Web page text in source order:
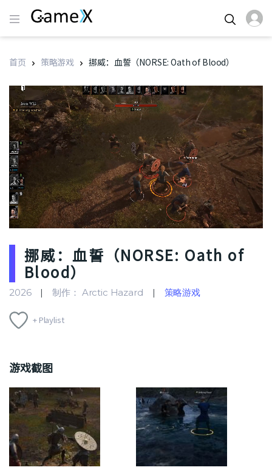
首页 策略游戏 挪威：血誓（NORSE: Oath of Blood）
挪威：血誓（NORSE: Oath of
Blood）
2026 制作： Arctic Hazard 策略游戏
+ Playlist
游戏截图